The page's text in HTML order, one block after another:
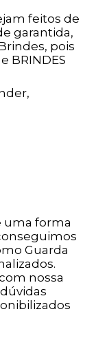
feitos de
garantida,
pois
BRINDES
uma forma
Guarda
nossa